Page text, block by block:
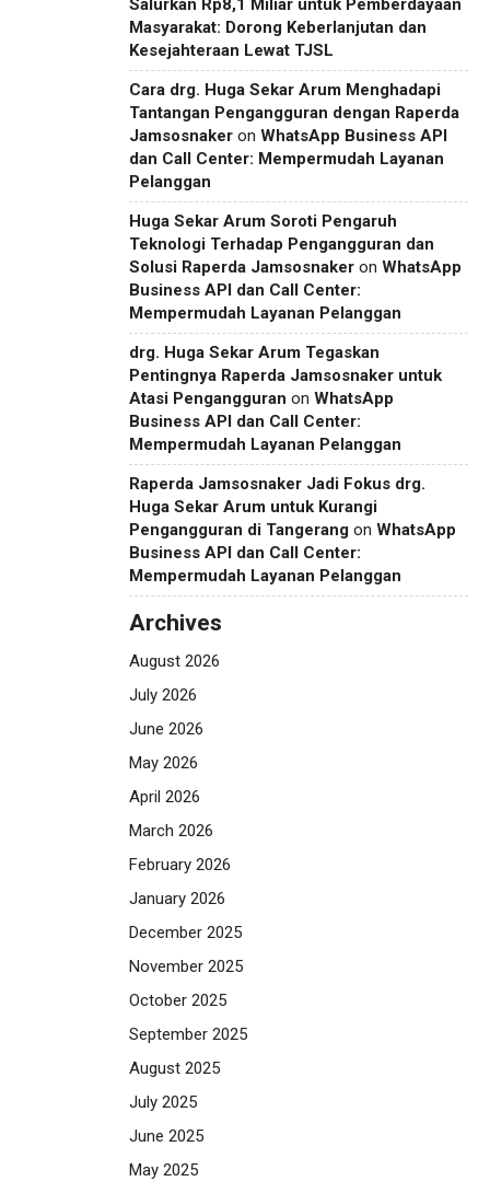
Salurkan Rp8,1 Miliar untuk Pemberdayaan
Masyarakat: Dorong Keberlanjutan dan
Kesejahteraan Lewat TJSL
Cara drg. Huga Sekar Arum Menghadapi
Tantangan Pengangguran dengan Raperda
Jamsosnaker on WhatsApp Business API
dan Call Center: Mempermudah Layanan
Pelanggan
Huga Sekar Arum Soroti Pengaruh
Teknologi Terhadap Pengangguran dan
Solusi Raperda Jamsosnaker on WhatsApp
Business API dan Call Center:
Mempermudah Layanan Pelanggan
drg. Huga Sekar Arum Tegaskan
Pentingnya Raperda Jamsosnaker untuk
Atasi Pengangguran on WhatsApp
Business API dan Call Center:
Mempermudah Layanan Pelanggan
Raperda Jamsosnaker Jadi Fokus drg.
Huga Sekar Arum untuk Kurangi
Pengangguran di Tangerang on WhatsApp
Business API dan Call Center:
Mempermudah Layanan Pelanggan
Archives
August 2026
July 2026
June 2026
May 2026
April 2026
March 2026
February 2026
January 2026
December 2025
November 2025
October 2025
September 2025
August 2025
July 2025
June 2025
May 2025